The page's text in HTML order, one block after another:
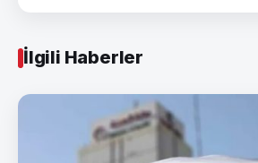
İlgili Haberler